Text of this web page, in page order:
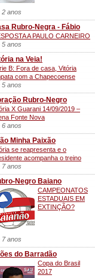
2 anos
Rubro-Negra - Fábio
A PAULO CARNEIRO
5 anos
na Veia!
B: Fora de casa, Vitória
com a Chapecoense
5 anos
Rubro-Negro
X Guarani 14/09/2019 –
Fonte Nova
6 anos
Minha Paixão
se reapresenta e o
acompanha o treino
7 anos
Negro Baiano
CAMPEONATOS
ESTADUAIS EM
EXTINÇÃO?
7 anos
do Barradão
Copa do Brasil
2017